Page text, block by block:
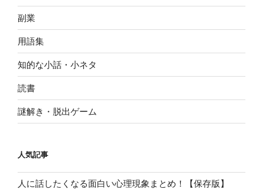
副業
用語集
知的な小話・小ネタ
読書
謎解き・脱出ゲーム
人気記事
人に話したくなる面白い心理現象まとめ！【保存版】